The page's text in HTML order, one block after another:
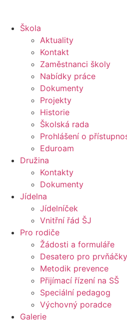
Škola
Aktuality
Kontakt
Zaměstnanci školy
Nabídky práce
Dokumenty
Projekty
Historie
Školská rada
Prohlášení o
Eduroam
Družina
Kontakty
Dokumenty
Jídelna
Jídelníček
Vnitřní řád ŠJ
Pro rodiče
Žádosti a formuláře
Desatero pro
Metodik prevence
Přijímací řízení na SŠ
Speciální pedagog
Výchovný poradce
Galerie